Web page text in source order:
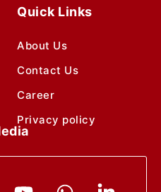
Quick Links
About Us
Contact Us
Career
Privacy policy